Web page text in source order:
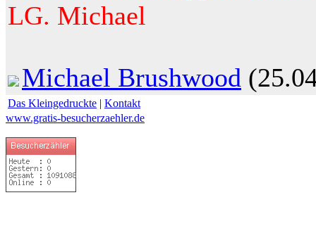
LG. Michael
Michael Brushwood
Das Kleingedruckte | Kontakt
www.gratis-besucherzaehler.de